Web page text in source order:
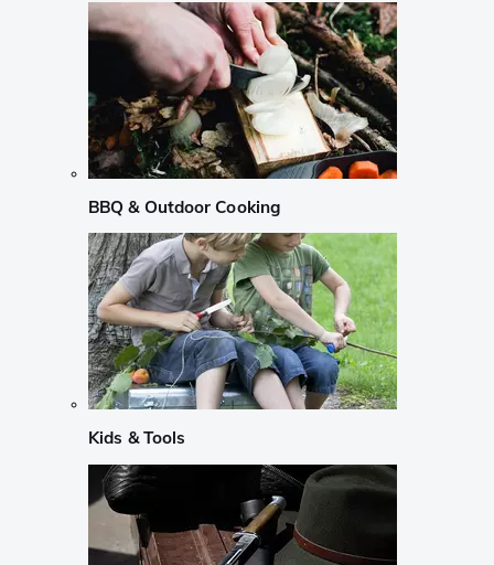
BBQ & Outdoor Cooking
Kids & Tools